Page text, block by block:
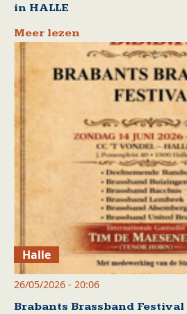
in HALLE
Meer lezen
Halle
26/05/2026 - 20:06
Brabants Brassband Festival